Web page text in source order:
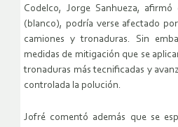
Codelco, Jorge Sanhueza,
(blanco), podría verse afectado
camiones y tronaduras. Sin
medidas de mitigación que se
tronaduras más tecnificadas y
controlada la polución.
Jofré comentó además que se